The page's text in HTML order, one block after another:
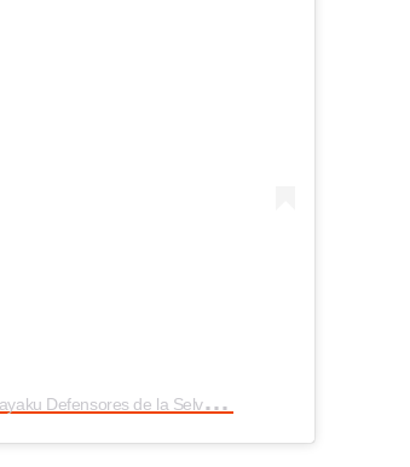
U
na publicación compartida por Sarayaku Defensores de la Selva (@sarayakukawsay)